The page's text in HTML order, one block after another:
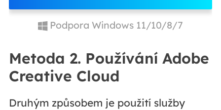
Podpora Windows 11/10/8/7
Metoda 2. Používání Adobe
Creative Cloud
Druhým způsobem je použití služby